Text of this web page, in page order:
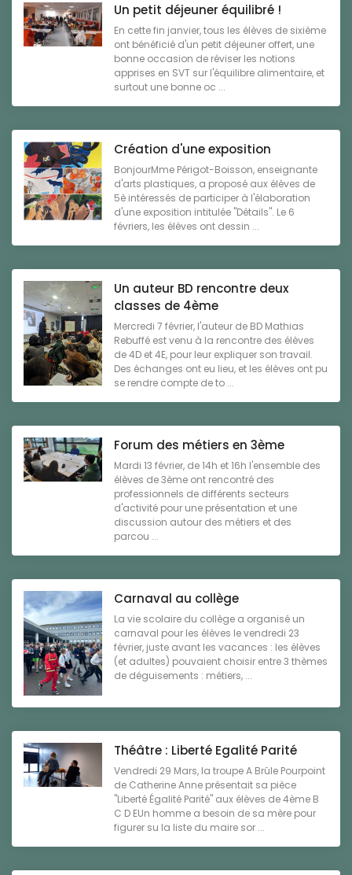
Un petit déjeuner équilibré !
En cette fin janvier, tous les élèves de sixième
ont bénéficié d'un petit déjeuner offert, une
bonne occasion de réviser les notions
apprises en SVT sur l'équilibre alimentaire, et
surtout une bonne oc ...
Création d'une exposition
BonjourMme Périgot-Boisson, enseignante
d'arts plastiques, a proposé aux élèves de
5è intéressés de participer à l'élaboration
d'une exposition intitulée "Détails". Le 6
févriers, les élèves ont dessin ...
Un auteur BD rencontre deux
classes de 4ème
Mercredi 7 février, l'auteur de BD Mathias
Rebuffé est venu à la rencontre des élèves
de 4D et 4E, pour leur expliquer son travail.
Des échanges ont eu lieu, et les élèves ont pu
se rendre compte de to ...
Forum des métiers en 3ème
Mardi 13 février, de 14h et 16h l'ensemble des
élèves de 3ème ont rencontré des
professionnels de différents secteurs
d'activité pour une présentation et une
discussion autour des métiers et des
parcou ...
Carnaval au collège
La vie scolaire du collège a organisé un
carnaval pour les élèves le vendredi 23
février, juste avant les vacances : les élèves
(et adultes) pouvaient choisir entre 3 thèmes
de déguisements : métiers, ...
Théâtre : Liberté Egalité Parité
Vendredi 29 Mars, la troupe A Brûle Pourpoint
de Catherine Anne présentait sa pièce
"Liberté Égalité Parité" aux élèves de 4ème B
C D EUn homme a besoin de sa mère pour
figurer su la liste du maire sor ...